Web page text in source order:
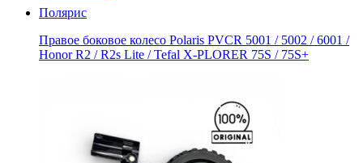
Полярис
Правое боковое колесо Polaris PVCR 5001 / 5002 / 6001 /
Honor R2 / R2s Litе / Tefal X-PLORER 75S / 75S+